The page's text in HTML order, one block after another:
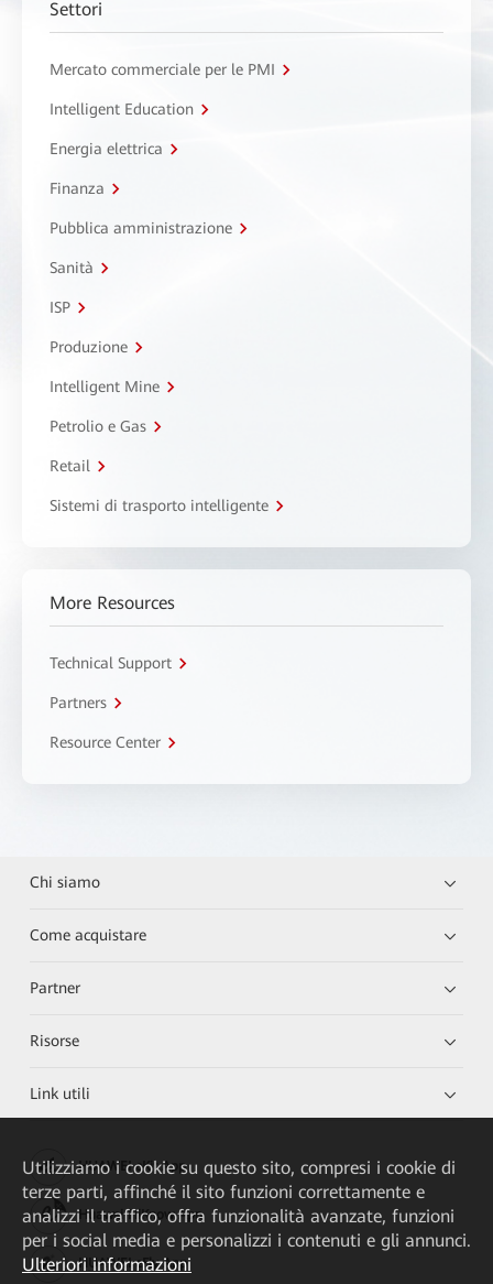
Settori
Mercato commerciale per le PMI
Intelligent Education
Energia elettrica
Finanza
Pubblica amministrazione
Sanità
ISP
Produzione
Intelligent Mine
Petrolio e Gas
Retail
Sistemi di trasporto intelligente
More Resources
Technical Support
Partners
Resource Center
Chi siamo
Come acquistare
Partner
Risorse
Link utili
HUAWEI eKit App
Huawei HiKnow App
HUAWEI eFly App
Utilizziamo i cookie su questo sito, compresi i cookie di
terze parti, affinché il sito funzioni correttamente e
analizzi il traffico, offra funzionalità avanzate, funzioni
per i social media e personalizzi i contenuti e gli annunci.
Ulteriori informazioni